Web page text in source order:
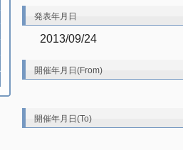
発表年月日
2013/09/24
開催年月日(From)
開催年月日(To)